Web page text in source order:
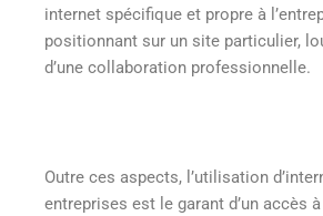
internet spécifique et propre à
positionnant sur un site particulier,
d’une collaboration professionnelle.
Outre ces aspects, l’utilisation
entreprises est le garant d’un accès